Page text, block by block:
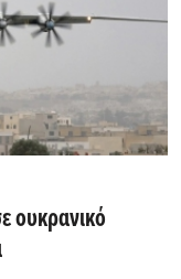
ουκρανικό